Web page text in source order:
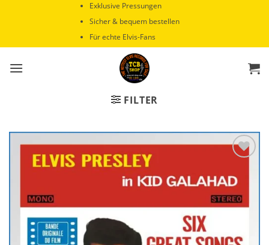
Exklusive Pressungen
Sicher & bequem bestellen
Für echte Elvis-Fans
FILTER
Wunschliste
hinzufügen